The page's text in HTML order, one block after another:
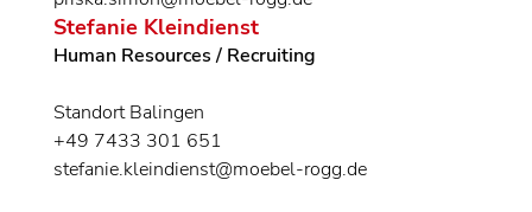
Stefanie Kleindienst
Human Resources / Recruiting
Standort Balingen
+49 7433 301 651
stefanie.kleindienst@moebel-rogg.de